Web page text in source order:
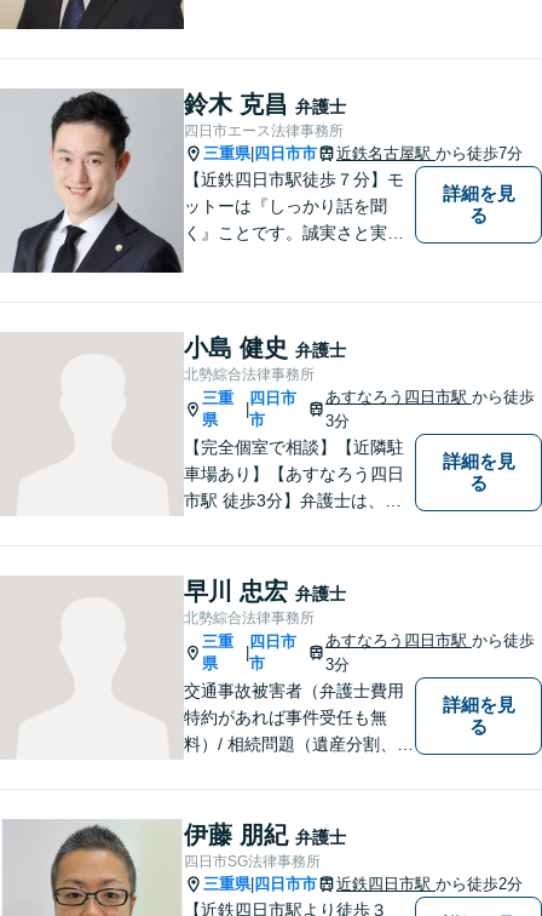
刑事事件全般】双方ともに納
得する解決を目指します【交
通事故】示談金の増額に向け
尽力
鈴木 克昌 弁護士
四日市エース法律事務所
三重県| 四日市市 近鉄名古屋駅 から徒歩7分
【近鉄四日市駅徒歩７分】モ
ットーは『しっかり話を聞
く』ことです。誠実さと実直
（使用者側）／交通事故／相
続問題など、幅広く対応。お
気軽にご相談ください。
詳細を見
る
小島 健史 弁護士
北勢綜合法律事務所
三重
県
四日市
市
あすなろう四日市駅 から徒歩
3分
【完全個室で相談】【近隣駐
車場あり】【あすなろう四日
市駅 徒歩3分】弁護士は、依
わからないことがあれば、何
でも聞いてください。 問題解
決に向かって一緒に頑張りま
しょう。
詳細を見
る
早川 忠宏 弁護士
北勢綜合法律事務所
三重
県
四日市
市
あすなろう四日市駅 から徒歩
3分
交通事故被害者（弁護士費用
特約があれば事件受任も無
料）/ 相続問題（遺産分割、遺
さい。
詳細を見
る
伊藤 朋紀 弁護士
四日市SG法律事務所
三重県| 四日市市 近鉄四日市駅 から徒歩2分
【近鉄四日市駅より徒歩３